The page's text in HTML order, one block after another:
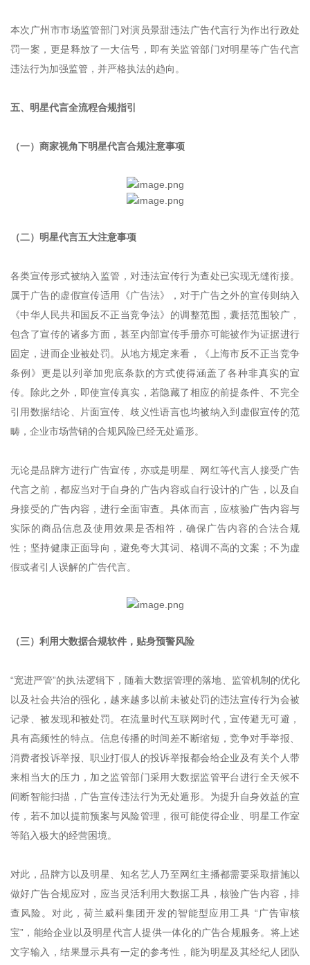
本次广州市市场监管部门对演员景甜违法广告代言行为作出行政处
罚一案，更是释放了一大信号，即有关监管部门对明星等广告代言
违法行为加强监管，并严格执法的趋向。
五、明星代言全流程合规指引
（一）商家视角下明星代言合规注意事项
（二）明星代言五大注意事项
各类宣传形式被纳入监管，对违法宣传行为查处已实现无缝衔接。
属于广告的虚假宣传适用《广告法》，对于广告之外的宣传则纳入
《中华人民共和国反不正当竞争法》的调整范围，囊括范围较广，
包含了宣传的诸多方面，甚至内部宣传手册亦可能被作为证据进行
固定，进而企业被处罚。从地方规定来看，《上海市反不正当竞争
条例》更是以列举加兜底条款的方式使得涵盖了各种非真实的宣
传。除此之外，即使宣传真实，若隐藏了相应的前提条件、不完全
引用数据结论、片面宣传、歧义性语言也均被纳入到虚假宣传的范
畴，企业市场营销的合规风险已经无处遁形。
无论是品牌方进行广告宣传，亦或是明星、网红等代言人接受广告
代言之前，都应当对于自身的广告内容或自行设计的广告，以及自
身接受的广告内容，进行全面审查。具体而言，应核验广告内容与
实际的商品信息及使用效果是否相符，确保广告内容的合法合规
性；坚持健康正面导向，避免夸大其词、格调不高的文案；不为虚
假或者引人误解的广告代言。
（三）利用大数据合规软件，贴身预警风险
“宽进严管”的执法逻辑下，随着大数据管理的落地、监管机制的优化
以及社会共治的强化，越来越多以前未被处罚的违法宣传行为会被
记录、被发现和被处罚。在流量时代互联网时代，宣传避无可避，
具有高频性的特点。信息传播的时间差不断缩短，竞争对手举报、
消费者投诉举报、职业打假人的投诉举报都会给企业及有关个人带
来相当大的压力，加之监管部门采用大数据监管平台进行全天候不
间断智能扫描，广告宣传违法行为无处遁形。为提升自身效益的宣
传，若不加以提前预案与风险管理，很可能使得企业、明星工作室
等陷入极大的经营困境。
对此，品牌方以及明星、知名艺人乃至网红主播都需要采取措施以
做好广告合规应对，应当灵活利用大数据工具，核验广告内容，排
查风险。对此，荷兰威科集团开发的智能型应用工具 “广告审核
宝”，能给企业以及明星代言人提供一体化的广告合规服务。将上述
文字输入，结果显示具有一定的参考性，能为明星及其经纪人团队